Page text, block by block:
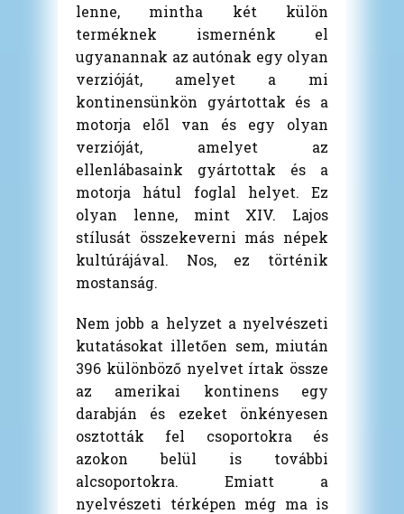
lenne, mintha két külön
terméknek ismernénk el
ugyanannak az autónak egy olyan
verzióját, amelyet a mi
kontinensünkön gyártottak és a
motorja elől van és egy olyan
verzióját, amelyet az
ellenlábasaink gyártottak és a
motorja hátul foglal helyet. Ez
olyan lenne, mint XIV. Lajos
stílusát összekeverni más népek
kultúrájával. Nos, ez történik
mostanság.
Nem jobb a helyzet a nyelvészeti
kutatásokat illetően sem, miután
396 különböző nyelvet írtak össze
az amerikai kontinens egy
darabján és ezeket önkényesen
osztották fel csoportokra és
azokon belül is további
alcsoportokra. Emiatt a
nyelvészeti térképen még ma is